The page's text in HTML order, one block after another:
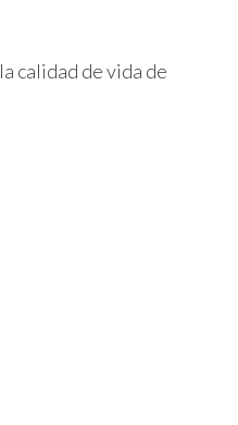
calidad de vida de